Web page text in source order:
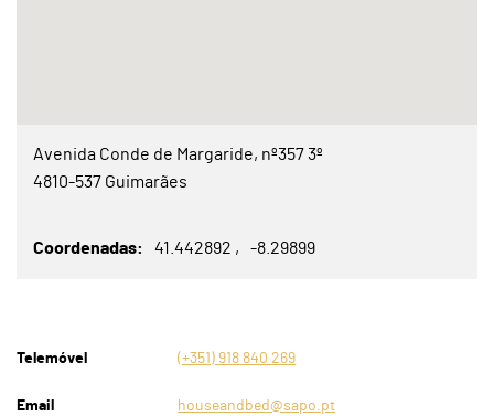
Avenida Conde de Margaride, nº357 3º
4810-537 Guimarães
Coordenadas 41.442892 -8.29899
Telemóvel (+351) 918 840 269
Email houseandbed@sapo.pt